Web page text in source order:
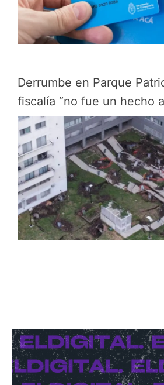
Derrumbe en Parque
fiscalía “no fue un hecho